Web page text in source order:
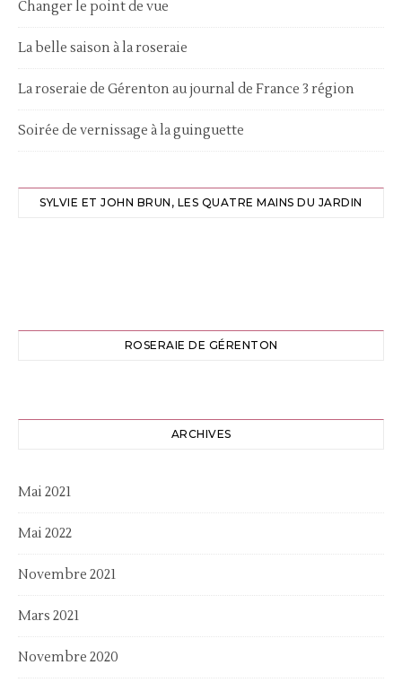
Changer le point de vue
La belle saison à la roseraie
La roseraie de Gérenton au journal de France 3 région
Soirée de vernissage à la guinguette
SYLVIE ET JOHN BRUN, LES QUATRE MAINS DU JARDIN
ROSERAIE DE GÉRENTON
ARCHIVES
Mai 2021
Mai 2022
Novembre 2021
Mars 2021
Novembre 2020